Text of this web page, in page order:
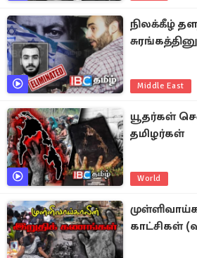
நிலக்கீழ்
Middle East
யூதர்கள்
தமிழர்கள்
World
காட்சிகள்